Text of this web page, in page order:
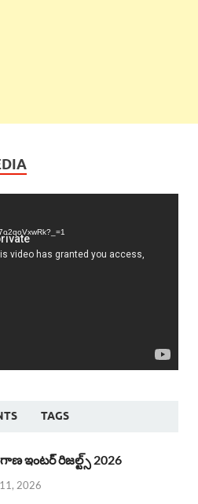
TAGS
ఇంటర్ రిజల్ట్స్ 2026
2026